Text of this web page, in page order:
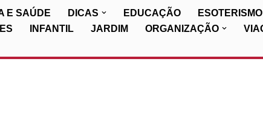
E SAÚDE DICAS EDUCAÇÃO ESOTERISMO
INFANTIL JARDIM ORGANIZAÇÃO